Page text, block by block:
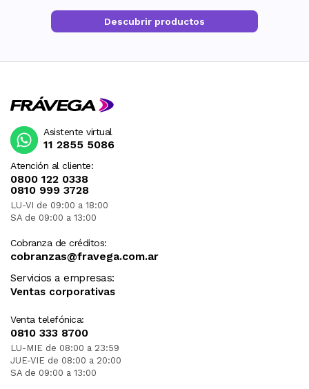
Descubrir productos
Atención al cliente:
0800 122 0338
0810 999 3728
LU-VI de 09:00 a 18:00
SA de 09:00 a 13:00
Cobranza de créditos:
cobranzas@fravega.com.ar
Servicios a empresas:
Ventas corporativas
Venta telefónica:
0810 333 8700
LU-MIE de 08:00 a 23:59
JUE-VIE de 08:00 a 20:00
SA de 09:00 a 13:00
Asistente virtual
11 2855 5086